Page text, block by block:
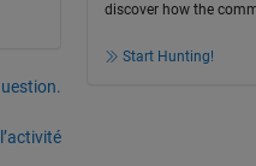
discover how the
Start Hunting!